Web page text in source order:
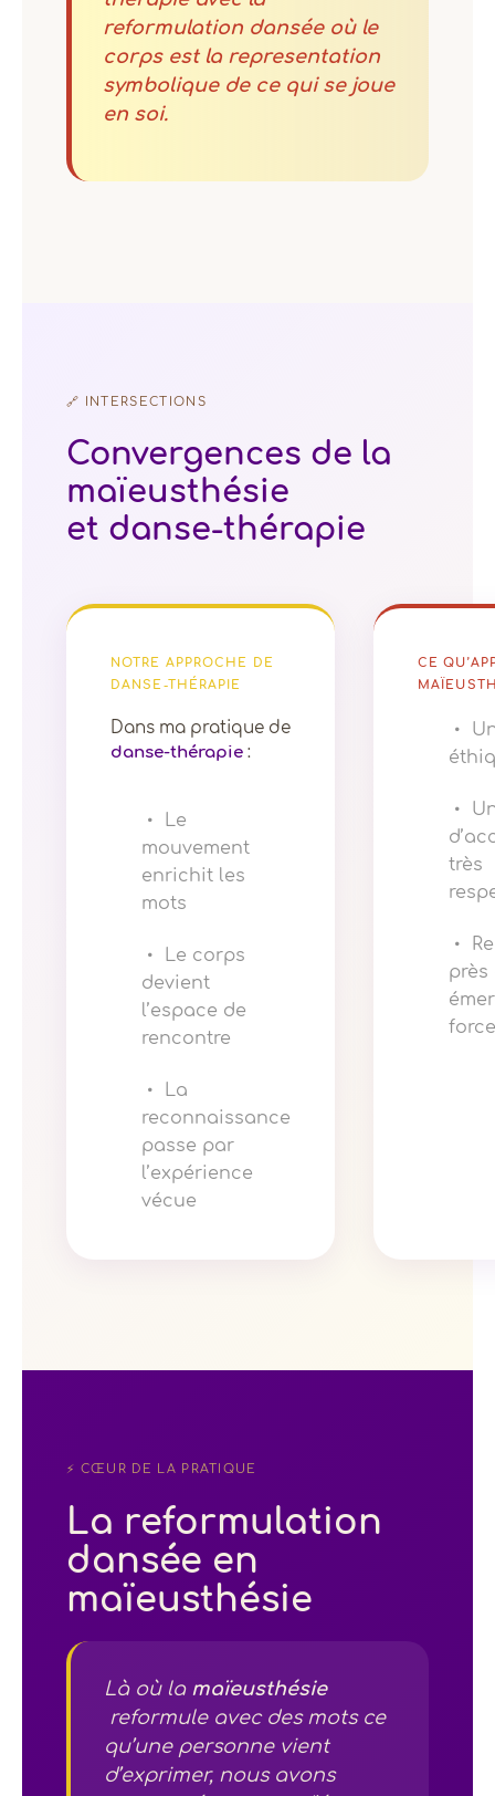
reformulation dansée où le
corps est la representation
symbolique de ce qui se joue
en soi.
🔗 INTERSECTIONS
Convergences de la
maïeusthésie
et danse-thérapie
NOTRE APPROCHE DE
DANSE-THÉRAPIE
Dans ma pratique de
danse-thérapie :
Le
mouvement
enrichit les
mots
Le corps
devient
l’espace de
rencontre
La
reconnaissance
passe par
l’expérience
vécue
CE
très
près
⚡ CŒUR DE LA PRATIQUE
La reformulation
dansée en
maïeusthésie
Là où la maïeusthésie
reformule avec des mots ce
qu’une personne vient
d’exprimer, nous avons